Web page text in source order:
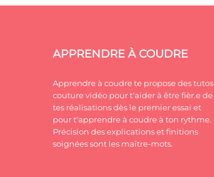
APPRENDRE À COUDRE
Apprendre à coudre te propose des tutos
couture vidéo pour t'aider à être fièr.e de
tes réalisations dès le premier essai et
pour t'apprendre à coudre à ton rythme.
Précision des explications et finitions
soignées sont les maître-mots.